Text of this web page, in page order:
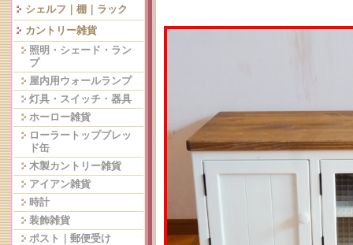
シェルフ｜棚｜ラック
カントリー雑貨
照明・シェード・ラン
プ
屋内用ウォールランプ
灯具・スイッチ・器具
ホーロー雑貨
ローラートップブレッ
ド缶
木製カントリー雑貨
アイアン雑貨
時計
装飾雑貨
ポスト｜郵便受け